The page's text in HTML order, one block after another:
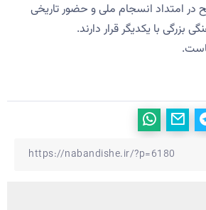
در امتداد انسجام ملی و حضور تاریخی
بزرگی با یکدیگر قرار دارند.